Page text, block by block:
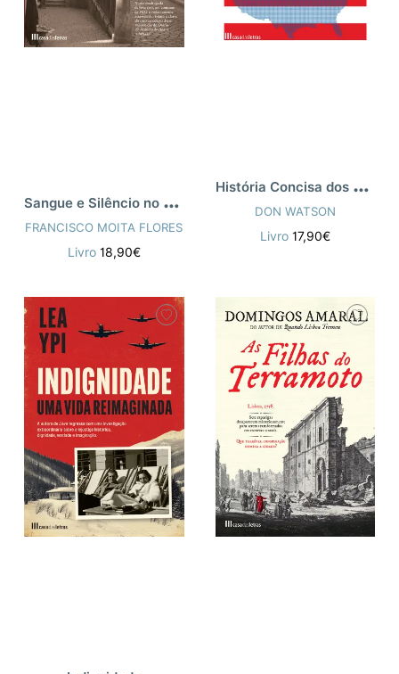
S
angue e Silêncio no Poço dos Negros
FRANCISCO MOITA FLORES
Livro 18,90€
H
istória Concisa dos EUA
DON WATSON
Livro 17,90€